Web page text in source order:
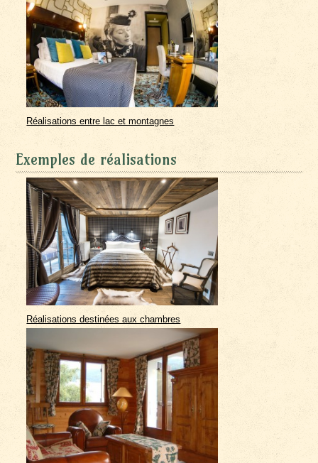
Réalisations entre lac et montagnes
Exemples de réalisations
Réalisations destinées aux chambres